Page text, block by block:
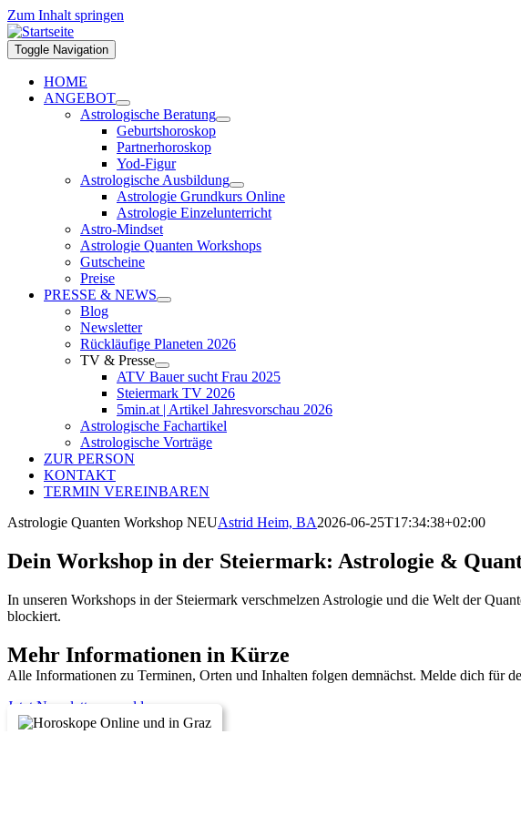
Zum Inhalt springen
Toggle Navigation
HOME
ANGEBOT
Astrologische Beratung
Geburtshoroskop
Partnerhoroskop
Yod-Figur
Astrologische Ausbildung
Astrologie Grundkurs Online
Astrologie Einzelunterricht
Astro-Mindset
Astrologie Quanten Workshops
Gutscheine
Preise
PRESSE & NEWS
Blog
Newsletter
Rückläufige Planeten 2026
TV & Presse
ATV Bauer sucht Frau 2025
Steiermark TV 2026
5min.at | Artikel Jahresvorschau 2026
Astrologische Fachartikel
Astrologische Vorträge
ZUR PERSON
KONTAKT
TERMIN VEREINBAREN
Astrologie Quanten Workshop NEUAstrid Heim, BA2026-06-25T17:34:38+02:00
Dein Workshop in der Steiermark: Astrologie &
In unseren Workshops in der Steiermark verschmelzen Astrologie und die Welt der
blockiert.
Mehr Informationen in Kürze
Alle Informationen zu Terminen, Orten und Inhalten folgen demnächst. Melde dich für
Jetzt Newsletter anmelden